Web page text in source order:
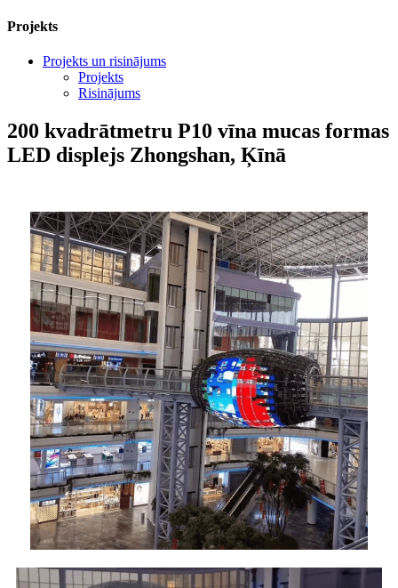
Projekts
Projekts un risinājums
Projekts
Risinājums
200 kvadrātmetru P10 vīna mucas formas
LED displejs Zhongshan, Ķīnā